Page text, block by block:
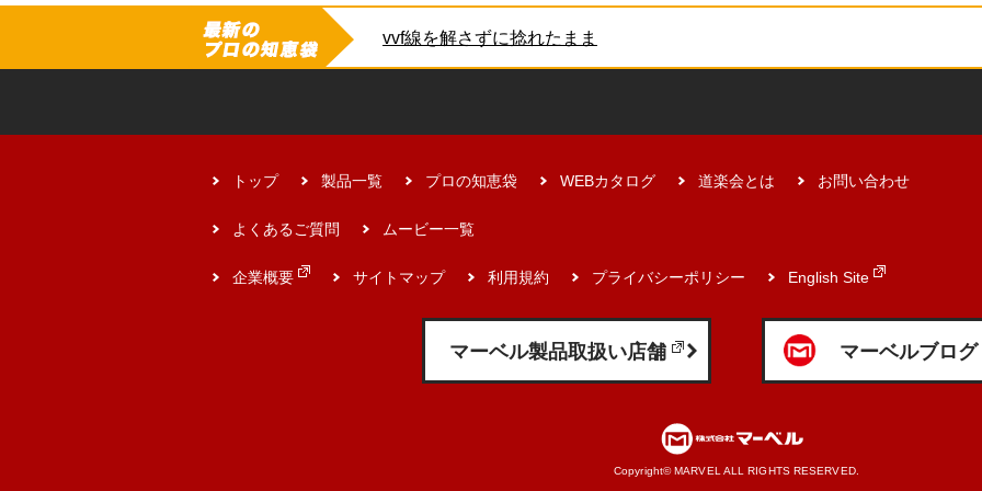
vvf線を解さずに捻れたまま
トップ 製品一覧 プロの知恵袋 WEBカタログ 道楽会とは お問い合わせ
よくあるご質問 ムービー一覧
企業概要 サイトマップ 利用規約 プライバシーポリシー English Site
マーベル製品取扱い店舗 マーベルブログ
Copyright© MARVEL ALL RIGHTS RESERVED.